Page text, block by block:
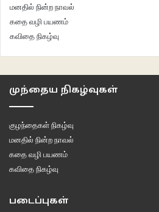
மனதில் நின்ற நாவல்
கதை வழி பயணம்
கவிதை நிகழ்வு
முந்தைய நிகழ்வுகள்
குழந்தைகள் நிகழ்வு
மனதில் நின்ற நாவல்
கதை வழி பயணம்
கவிதை நிகழ்வு
படைப்புகள்